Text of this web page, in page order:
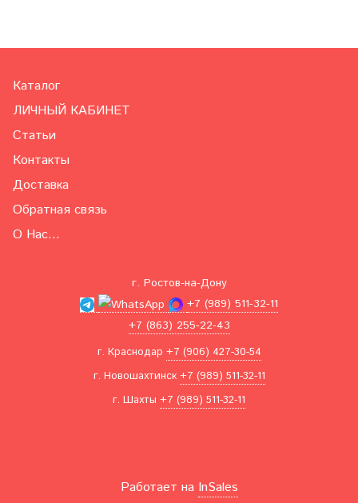
Каталог
ЛИЧНЫЙ КАБИНЕТ
Статьи
Контакты
Доставка
Обратная связь
О Нас...
г. Ростов-на-Дону
+7 (989) 511-32-11
+7 (863) 255-22-43
г. Краснодар +7 (906) 427-30-54
г. Новошахтинск +7 (989) 511-32-11
г. Шахты +7 (989) 511-32-11
Работает на InSales